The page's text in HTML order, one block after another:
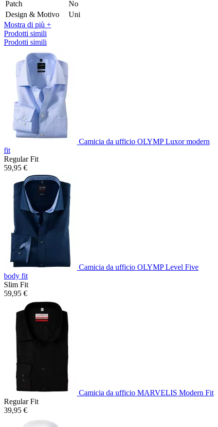
Patch
No
Design & Motivo
Uni
Mostra di più +
Prodotti simili
Prodotti simili
Camicia da ufficio OLYMP Luxor modern
fit
Regular Fit
59,95 €
Camicia da ufficio OLYMP Level Five
body fit
Slim Fit
59,95 €
Camicia da ufficio MARVELIS Modern Fit
Regular Fit
39,95 €